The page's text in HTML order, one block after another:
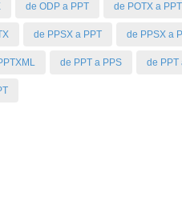
de ODP a PPT de POTX a
de PPSX a PPT de PPSX a
de PPT a PPS de PPT